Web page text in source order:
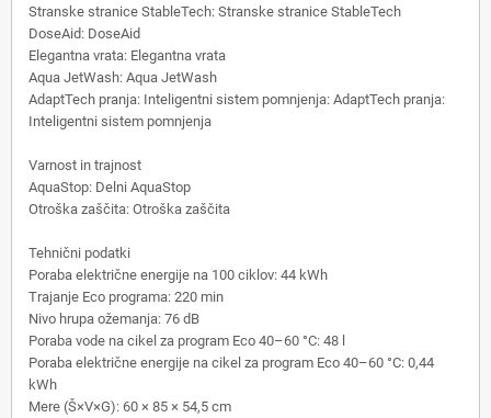
Stranske stranice StableTech: Stranske stranice StableTech
DoseAid: DoseAid
Elegantna vrata: Elegantna vrata
Aqua JetWash: Aqua JetWash
AdaptTech pranja: Inteligentni sistem pomnjenja: AdaptTech pranja:
Inteligentni sistem pomnjenja
Varnost in trajnost
AquaStop: Delni AquaStop
Otroška zaščita: Otroška zaščita
Tehnični podatki
Poraba električne energije na 100 ciklov: 44 kWh
Trajanje Eco programa: 220 min
Nivo hrupa ožemanja: 76 dB
Poraba vode na cikel za program Eco 40–60 °C: 48 l
Poraba električne energije na cikel za program Eco 40–60 °C: 0,44
kWh
Mere (Š×V×G): 60 × 85 × 54,5 cm